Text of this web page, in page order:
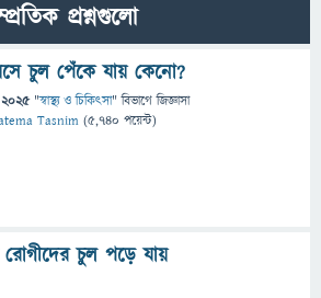
প্রশ্নগুলো
চুল পেঁকে যায় কেনো?
"স্বাস্থ্য ও চিকিৎসা" বিভাগে জিজ্ঞাসা
Tasnim (5,740 পয়েন্ট)
রোগীদের চুল পড়ে যায়